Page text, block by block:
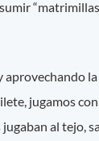
aprovechando
jugamos
al tejo,